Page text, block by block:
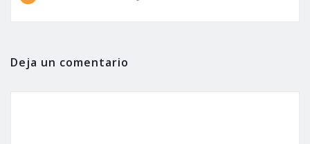
Deja un comentario